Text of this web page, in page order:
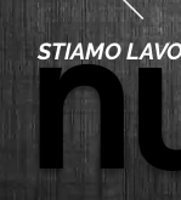
STIAMO